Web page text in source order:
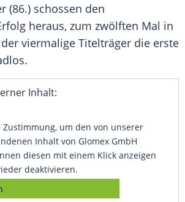
(86.) schossen den
heraus, zum zwölften Mal in
viermalige Titelträger die erste
Inhalt:
um den von unserer
Inhalt von Glomex GmbH
diesen mit einem Klick anzeigen
deaktivieren.